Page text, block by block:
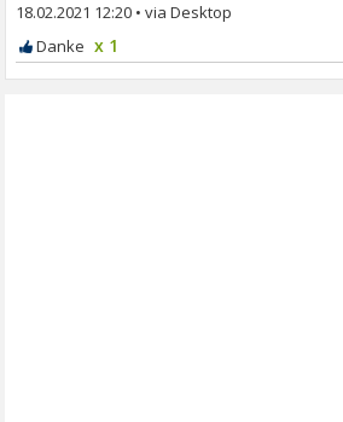
18.02.2021 12:20 •
x 1